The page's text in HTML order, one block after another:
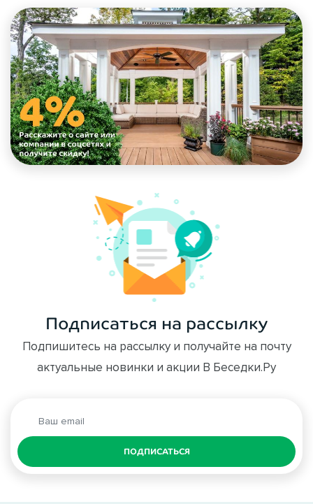
Подписаться на рассылку
Подпишитесь на рассылку и получайте на почту
актуальные новинки и акции В Беседки.Ру
ПОДПИСАТЬСЯ